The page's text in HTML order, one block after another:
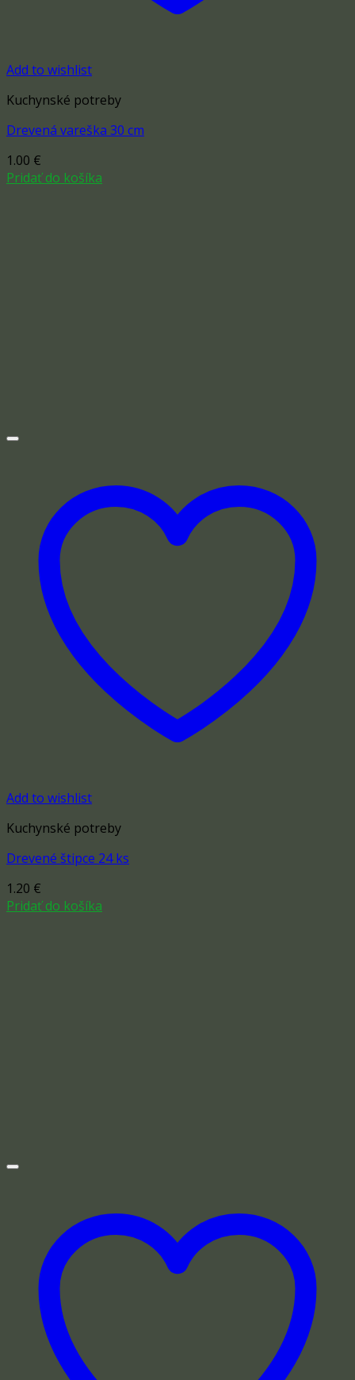
Add to wishlist
Kuchynské potreby
Drevená vareška 30 cm
1.00 €
Pridať do košíka
Add to wishlist
Kuchynské potreby
Drevené štipce 24 ks
1.20 €
Pridať do košíka